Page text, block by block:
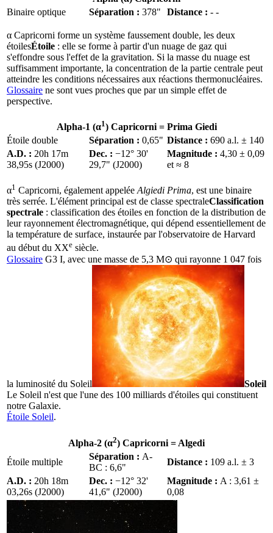
Binaire optique
Séparation : 378" Distance : - -
α Capricorni forme un système faussement double, les deux
étoilesÉtoile : elle se forme à partir d'un nuage de gaz qui
s'effondre sous l'effet de la gravitation. Si la masse du nuage est
suffisamment importante, la concentration de la partie centrale peut
atteindre les conditions nécessaires aux réactions thermonucléaires.
Glossaire ne sont vues proches que par un simple effet de
perspective.
Alpha-1 (α1) Capricorni = Prima Giedi
Étoile double
Séparation : 0,65" Distance : 690 a.l. ± 140
A.D. : 20h 17m
38,95s (J2000)
Dec. : −12° 30'
29,7" (J2000)
Magnitude : 4,30 ± 0,09
et ≈ 8
α1 Capricorni, également appelée Algiedi Prima, est une binaire
très serrée. L'élément principal est de classe spectraleClassification
spectrale : classification des étoiles en fonction de la distribution de
leur rayonnement électromagnétique, qui dépend essentiellement de
la température de surface, instaurée par l'observatoire de Harvard
au début du XXe siècle.
Glossaire G3 I, avec une masse de 5,3 M⊙ qui rayonne 1 047 fois
la luminosité du Soleil
Soleil
Le Soleil n'est que l'une des 100 milliards d'étoiles qui constituent
notre Galaxie.
Étoile Soleil.
Alpha-2 (α2) Capricorni = Algedi
Étoile multiple
Séparation : A-
BC : 6,6"
Distance : 109 a.l. ± 3
A.D. : 20h 18m
03,26s (J2000)
Dec. : −12° 32'
41,6" (J2000)
Magnitude : A : 3,61 ±
0,08